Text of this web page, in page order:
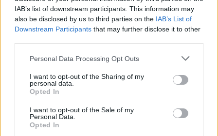
IAB’s list of downstream participants. This information may
also be disclosed by us to third parties on the IAB’s List of
Downstream Participants that may further disclose it to other
Please note that this website/app uses one or more Google
not limited to your visit or usage behaviour. You may click to
grant or deny consent to Google and its third-party tags to
use your data for below specified purposes in below Google
consent section.
Personal Data Processing Opt Outs
I want to opt-out of the Sharing of my
personal data.
Opted In
I want to opt-out of the Sale of my
Personal Data.
Opted In